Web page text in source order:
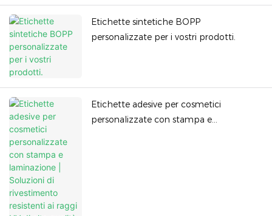
Etichette sintetiche BOPP
personalizzate per i vostri prodotti.
Etichette adesive per cosmetici
personalizzate con stampa e